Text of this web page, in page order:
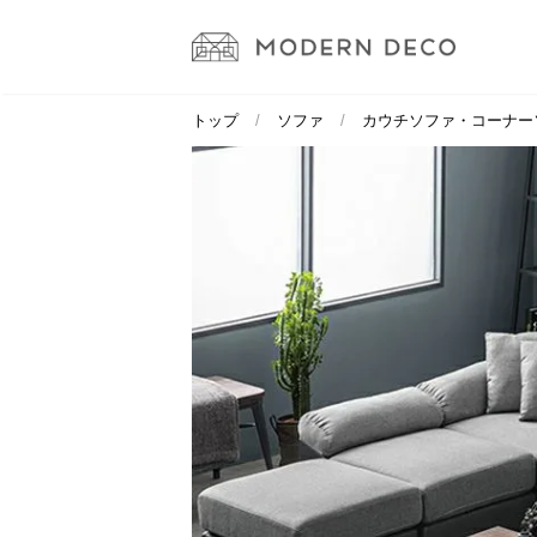
トップ ソファ カウチソファ・コーナ